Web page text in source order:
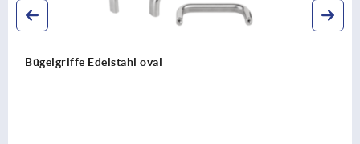
Bügelgriffe Kunststoff hochtemperaturbeständig,